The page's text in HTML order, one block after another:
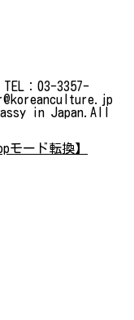
：03-3357-
in Japan.All
モード転換】